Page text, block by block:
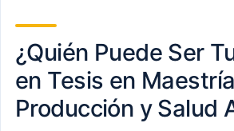
¿Quién Puede Ser
en Tesis en
Producción y Salud